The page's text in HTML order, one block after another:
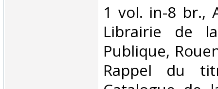
‎1 vol. in-8 br.,
Librairie de
Publique,
Rappel du